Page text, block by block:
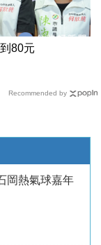
80元
Recommended by
岡熱氣球嘉年